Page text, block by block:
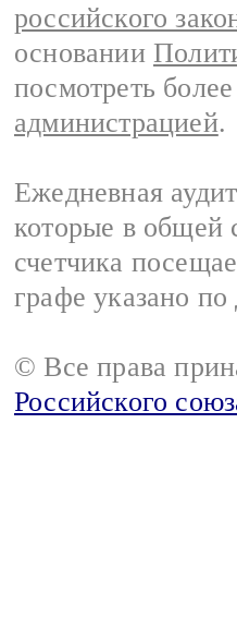
российского
основании
посмотреть
администрацией.
Ежедневная
которые в общей
счетчика
графе указано
© Все права
Российского